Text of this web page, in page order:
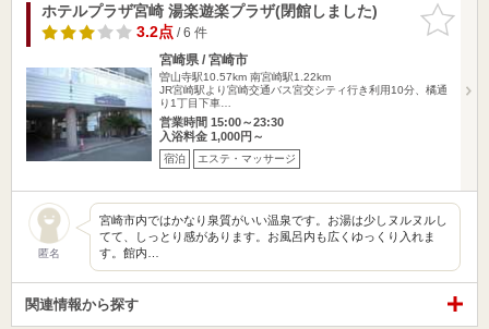
お気に入
りに追加
ホテルプラザ宮崎 湯楽遊楽プラザ(閉館しました)
3.2点/ 6 件
宮崎県 / 宮崎市
曽山寺駅10.57km 南宮崎駅1.22km
JR宮崎駅より宮崎交通バス宮交シティ行き利用10分、橘通
り1丁目下車…
営業時間 15:00～23:30
入浴料金 1,000円～
宿泊 エステ・マッサージ
匿名
宮崎市内ではかなり泉質がいい温泉です。お湯は少しヌルヌルし
てて、しっとり感があります。お風呂内も広くゆっくり入れま
す。館内…
関連情報から探す